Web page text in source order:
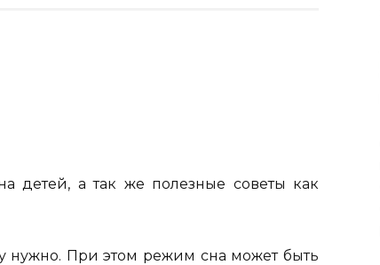
детей, а так же полезные советы как
нужно. При этом режим сна может быть